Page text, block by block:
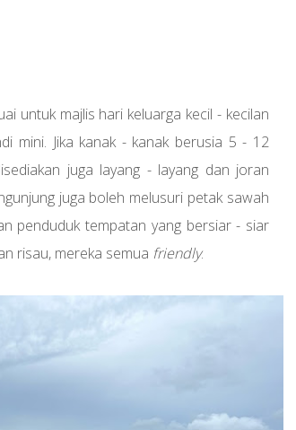
untuk majlis hari keluarga kecil - kecilan
mini. Jika kanak - kanak berusia 5 - 12
juga layang - layang dan joran
juga boleh melusuri petak sawah
penduduk tempatan yang bersiar - siar
risau, mereka semua friendly.